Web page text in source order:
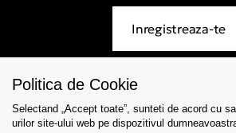
Inregistreaza-te
Asistenta
Politica de Cookie
Selectand „Accept toate”, sunteti de acord cu
urilor site-ului web pe dispozitivul